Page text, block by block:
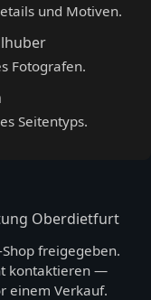
und Motiven.
Fotografen.
Seitentyps.
Oberdietfurt
freigegeben.
kontaktieren —
einem Verkauf.